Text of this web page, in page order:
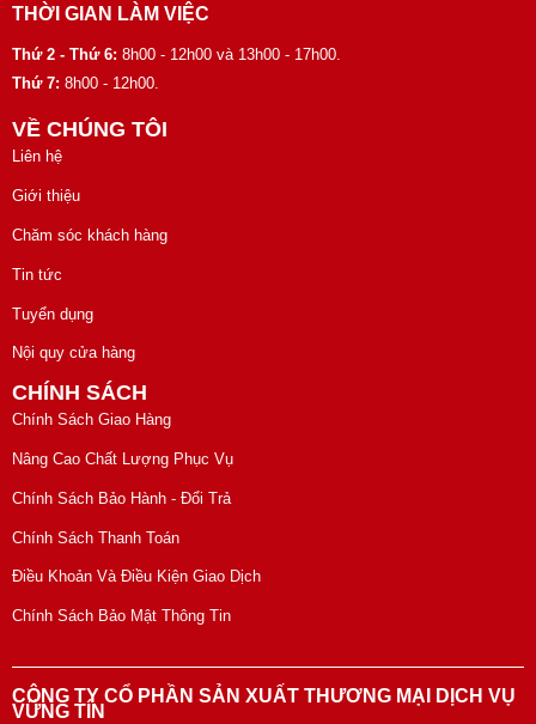
THỜI GIAN LÀM VIỆC
Thứ 2 - Thứ 6: 8h00 - 12h00 và 13h00 - 17h00.
Thứ 7: 8h00 - 12h00.
VỀ CHÚNG TÔI
Liên hệ
Giới thiệu
Chăm sóc khách hàng
Tin tức
Tuyển dụng
Nội quy cửa hàng
CHÍNH SÁCH
Chính Sách Giao Hàng
Nâng Cao Chất Lượng Phục Vụ
Chính Sách Bảo Hành - Đổi Trả
Chính Sách Thanh Toán
Điều Khoản Và Điều Kiện Giao Dịch
Chính Sách Bảo Mật Thông Tin
CÔNG TY CỔ PHẦN SẢN XUẤT THƯƠNG MẠI DỊCH VỤ
VỮNG TÍN